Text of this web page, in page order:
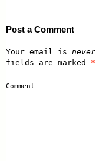
Post a Comment
Your email is never
fields are marked *
Comment